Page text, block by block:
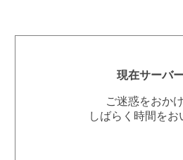
現在サーバ
ご迷惑をおか
しばらく時間を